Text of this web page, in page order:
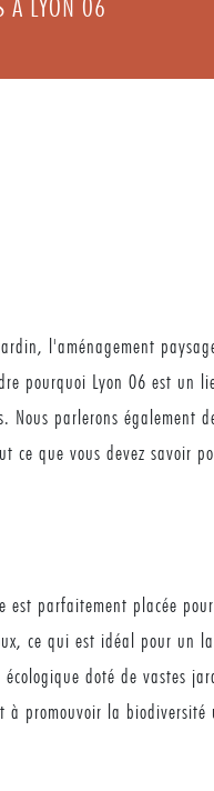
À LYON 06
l'aménagement
pourquoi Lyon 06 est un
parlerons également
que vous devez savoir
parfaitement placée
ce qui est idéal pour un
doté de vastes
promouvoir la